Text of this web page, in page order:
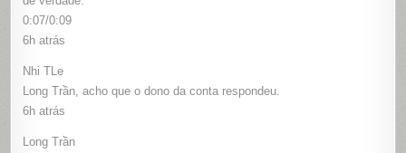
0:07/0:09
6h atrás
Nhi TLe
Long Trần, acho que o dono da conta respondeu.
6h atrás
Long Trần